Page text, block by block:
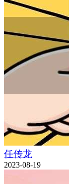
任传龙
2023-08-19